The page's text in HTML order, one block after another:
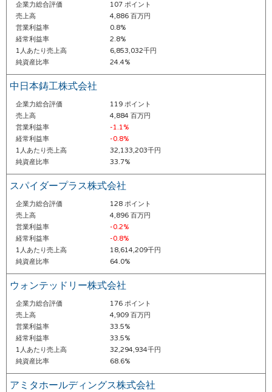
企業力総合評価
107 ポイント
売上高
4,886 百万円
営業利益率
0.8%
経常利益率
2.8%
1人あたり売上高
6,853,032千円
純資産比率
24.4%
中日本鋳工株式会社
企業力総合評価
119 ポイント
売上高
4,884 百万円
営業利益率
-1.1%
経常利益率
-0.8%
1人あたり売上高
32,133,203千円
純資産比率
33.7%
スパイダープラス株式会社
企業力総合評価
128 ポイント
売上高
4,896 百万円
営業利益率
-0.2%
経常利益率
-0.8%
1人あたり売上高
18,614,209千円
純資産比率
64.0%
ウォンテッドリー株式会社
企業力総合評価
176 ポイント
売上高
4,909 百万円
営業利益率
33.5%
経常利益率
33.5%
1人あたり売上高
32,294,934千円
純資産比率
68.6%
アミタホールディングス株式会社